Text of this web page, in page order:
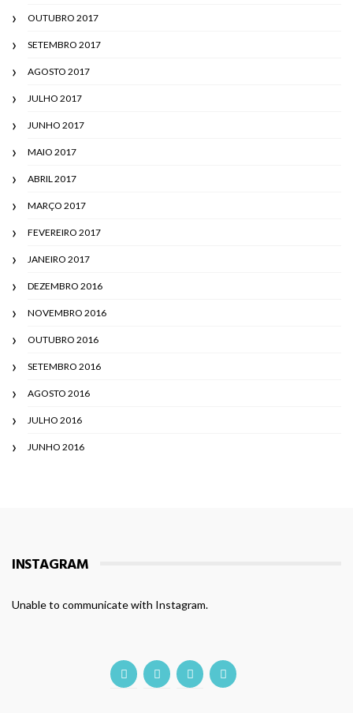
OUTUBRO 2017
SETEMBRO 2017
AGOSTO 2017
JULHO 2017
JUNHO 2017
MAIO 2017
ABRIL 2017
MARÇO 2017
FEVEREIRO 2017
JANEIRO 2017
DEZEMBRO 2016
NOVEMBRO 2016
OUTUBRO 2016
SETEMBRO 2016
AGOSTO 2016
JULHO 2016
JUNHO 2016
INSTAGRAM
Unable to communicate with Instagram.